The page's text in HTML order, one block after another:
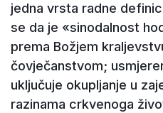
jedna vrsta radne
se da je «sinodalnost
prema Božjem
čovječanstvom;
uključuje okupljanje u
razinama crkvenoga